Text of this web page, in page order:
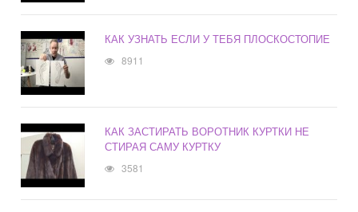
КАК УЗНАТЬ ЕСЛИ У ТЕБЯ ПЛОСКОСТОПИЕ
8911
КАК ЗАСТИРАТЬ ВОРОТНИК КУРТКИ НЕ
СТИРАЯ САМУ КУРТКУ
3581